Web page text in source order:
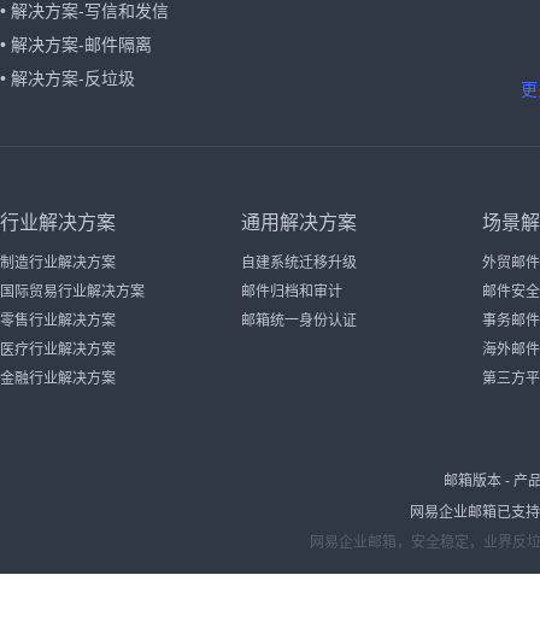
• 解决方案-写信和发信
• 解决方案-邮件隔离
• 解决方案-反垃圾
行业解决方案
制造行业解决方案
国际贸易行业解决方案
零售行业解决方案
医疗行业解决方案
金融行业解决方案
通用解决方案
自建系统迁移升级
邮件归档和审计
邮箱统一身份认证
场景
外贸邮
邮件安
事务邮
海外邮
第三方
邮箱版本 - 产
网易企业邮箱已支
网易企业邮箱，安全稳定，业界反